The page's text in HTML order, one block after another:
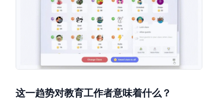
这一趋势对教育工作者意味着什么？